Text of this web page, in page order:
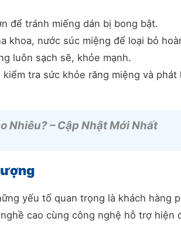
để tránh miếng dán bị bong bật.
khoa, nước súc miệng để loại bỏ
luôn sạch sẽ, khỏe mạnh.
tra sức khỏe răng miệng và phát
Nhiêu? – Cập Nhật Mới Nhất
yếu tố quan trọng là khách hàng
cao cùng công nghệ hỗ trợ hiện